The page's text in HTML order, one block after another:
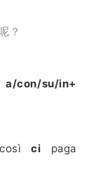
？
a/con/su/in+
ci paga